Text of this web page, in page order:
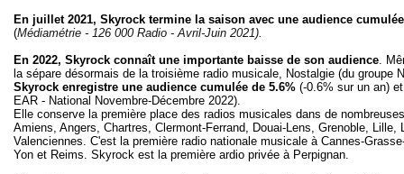
En juillet 2021, Skyrock termine la saison avec une audience
(Médiamétrie - 126 000 Radio - Avril-Juin 2021).
En 2022, Skyrock connaît une importante baisse de son audience.
la sépare désormais de la troisième radio musicale, Nostalgie (du groupe
Skyrock enregistre une audience cumulée de 5.6% (-0.6% sur un an)
EAR - National Novembre-Décembre 2022).
Elle conserve la première place des radios musicales dans de
Amiens, Angers, Chartres, Clermont-Ferrand, Douai-Lens, Grenoble,
Valenciennes. C'est la première radio nationale musicale à Cannes-
Yon et Reims. Skyrock est la première ardio privée à Perpignan.